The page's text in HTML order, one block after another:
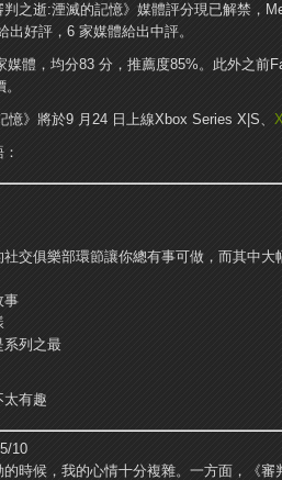
之逝:湮滅的記憶》媒體評分現已解禁，
出好評，6 家媒體給出中評。
媒體，均分83 分，推薦度85%。此外之前
憶》將於9 月24 日上線Xbox Series X|S、
交俱樂部環節讓你總有事可做，而其中大
事
系列之最
太有趣
10
時候，我的心情十分複雜。一方面，《